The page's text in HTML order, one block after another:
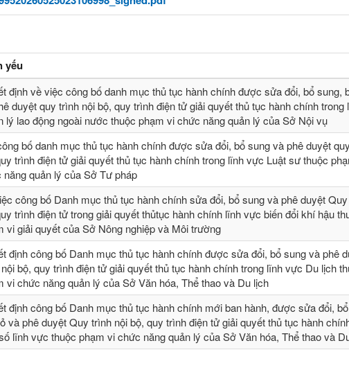
yếu
định về việc công bố danh mục thủ tục hành chính được sửa đổi, bổ sung,
duyệt quy trình nội bộ, quy trình điện tử giải quyết thủ tục hành chính trong
lý lao động ngoài nước thuộc phạm vi chức năng quản lý của Sở Nội vụ
bố danh mục thủ tục hành chính được sửa đổi, bổ sung và phê duyệt
trình điện tử giải quyết thủ tục hành chính trong lĩnh vực Luật sư thuộc
năng quản lý của Sở Tư pháp
công bố Danh mục thủ tục hành chính sửa đổi, bổ sung và phê duyệt
trình điện tử trong giải quyết thủtục hành chính lĩnh vực biến đổi khí hậu
vi giải quyết của Sở Nông nghiệp và Môi trường
định công bố Danh mục thủ tục hành chính được sửa đổi, bổ sung và phê
bộ, quy trình điện tử giải quyết thủ tục hành chính trong lĩnh vực Du lịch
vi chức năng quản lý của Sở Văn hóa, Thể thao và Du lịch
định công bố Danh mục thủ tục hành chính mới ban hành, được sửa đổi,
và phê duyệt Quy trình nội bộ, quy trình điện tử giải quyết thủ tục hành
lĩnh vực thuộc phạm vi chức năng quản lý của Sở Văn hóa, Thể thao và